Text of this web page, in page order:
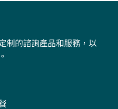
制的諮詢產品和服務，以